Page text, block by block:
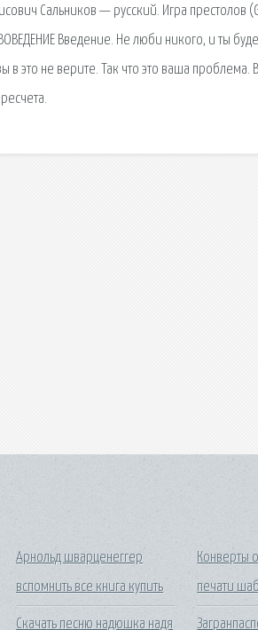
Сальников — русский. Игра
Введение. Не люби никого, и ты
в это не верите. Так что это ваша
Арнольд шварценеггер
вспомнить все книга купить
Скачать песню надюшка надя
Конверты
печати